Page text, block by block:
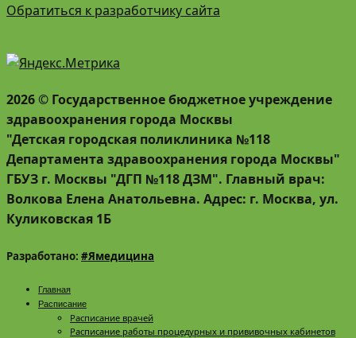
Обратиться к разработчику сайта
2026 © Государственное бюджетное учреждение
здравоохранения города Москвы
"Детская городская поликлиника №118
Департамента здравоохранения города Москвы"
ГБУЗ г. Москвы "ДГП №118 ДЗМ". Главный врач:
Волкова Елена Анатольевна. Адрес: г. Москва, ул.
Куликовская 1Б
Разработано: #Ямедицина
Главная
Расписание
Расписание врачей
Расписание работы процедурных и прививочных кабинетов